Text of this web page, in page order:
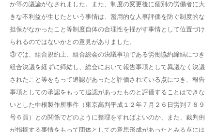
か等の議論がなされました。また、制度の変更後に個別の労働者に大
きな不利益が生じたという事情は、濫用的な人事評価を防ぐ制度的な
担保がなかったこと等制度自体の合理性を揺がす事情として位置づけ
られるのではないかとの意見がありました。
③では、組合規約上、組合総会の決議事項である労働協約締結につき
組合決議を経ずに締結し、総会において報告事項として異議なく決議
されたこと等をもって追認があったと評価されている点につき、報告
事項としての承認をもって追認があったものと評価することはできな
いとした中根製作所事件（東京高判平成１２年７月２６日労判７８９
号６頁）との関係でどのように整理をすればよいのか、また、裁判例
が指摘する事情をもって団体としての意思形成があったとみる点には